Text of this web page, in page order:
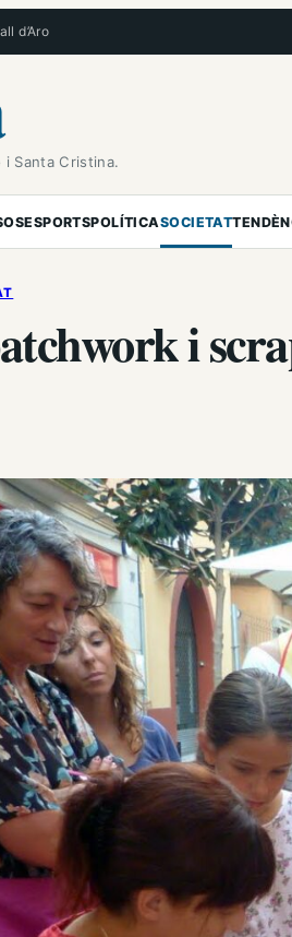
d’Aro
i Santa Cristina.
ESPORTSPOLÍTICASOCIETAT
i